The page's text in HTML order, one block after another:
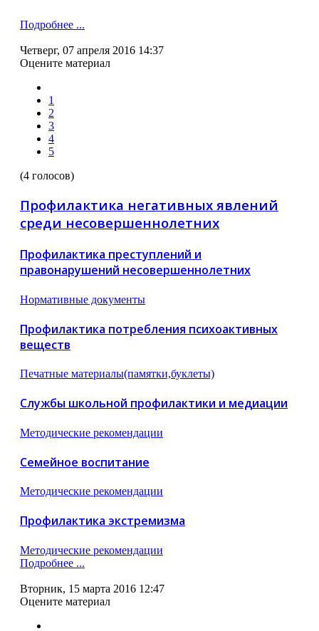
Подробнее ...
Четверг, 07 апреля 2016 14:37
Оцените материал
1
2
3
4
5
(4 голосов)
Профилактика негативных явлений
среди несовершеннолетних
Профилактика преступлений и
правонарушений несовершеннолетних
Нормативные документы
Профилактика потребления психоактивных
веществ
Печатные материалы(памятки,буклеты)
Службы школьной профилактики и медиации
Методические рекомендации
Семейное воспитание
Методические рекомендации
Профилактика экстремизма
Методические рекомендации
Подробнее ...
Вторник, 15 марта 2016 12:47
Оцените материал